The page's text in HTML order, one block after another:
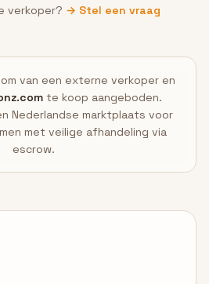
verkoper? → Stel een vraag
van een externe verkoper en
te koop aangeboden.
Nederlandse marktplaats voor
met veilige afhandeling via
escrow.